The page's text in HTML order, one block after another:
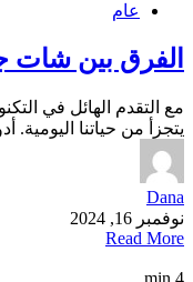
عام
الفرق بين
مع التقدم الهائل في
يتجزأ من حياتنا
Dana
نوفمبر 16, 2024
Read More
4 min